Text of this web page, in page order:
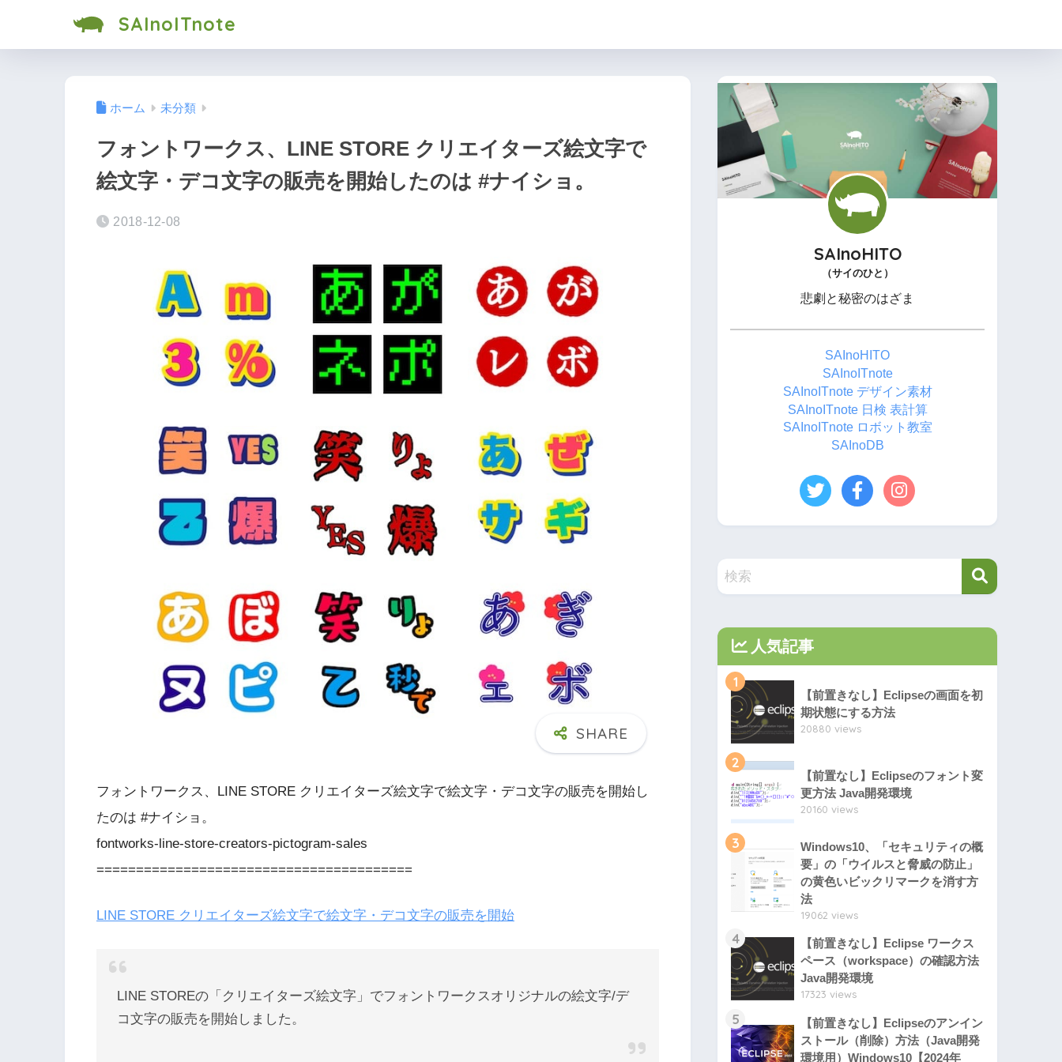
SAInoITnote
ホーム 未分類
フォントワークス、LINE STORE クリエイターズ絵文字で
絵文字・デコ文字の販売を開始したのは #ナイショ。
2018-12-08
フォントワークス、LINE STORE クリエイターズ絵文字で絵文字・デコ文字の販売を開始し
たのは #ナイショ。
fontworks-line-store-creators-pictogram-sales
========================================
LINE STORE クリエイターズ絵文字で絵文字・デコ文字の販売を開始
LINE STOREの「クリエイターズ絵文字」でフォントワークスオリジナルの絵文字/デ
コ文字の販売を開始しました。
SAInoHITO
（サイのひと）
悲劇と秘密のはざま
SAInoHITO
SAInoITnote
SAInoITnote デザイン素材
SAInoITnote 日検 表計算
SAInoITnote ロボット教室
SAInoDB
人気記事
1
【前置きなし】Eclipseの画面を初
期状態にする方法
20880 views
2
【前置なし】Eclipseのフォント変
更方法 Java開発環境
20160 views
3
Windows10、「セキュリティの概
要」の「ウイルスと脅威の防止」
の黄色いビックリマークを消す方
法
19062 views
4
【前置きなし】Eclipse ワークス
ペース（workspace）の確認方法
Java開発環境
17323 views
5
【前置きなし】Eclipseのアンイン
ストール（削除）方法（Java開発
環境用）Windows10【2024年